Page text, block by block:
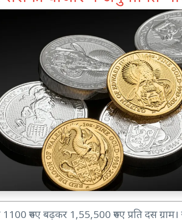
1100 रुपए बढ़कर 1,55,500 रुपए प्रति दस